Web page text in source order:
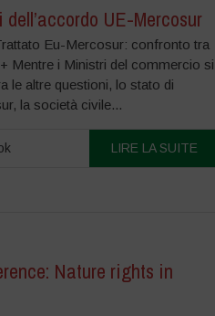
UE-Mercosur
Eu-Mercosur: confronto tra
Mentre i Ministri del commercio si
le altre questioni, lo stato di
la società civile...
LIRE LA SUITE
Nature rights in